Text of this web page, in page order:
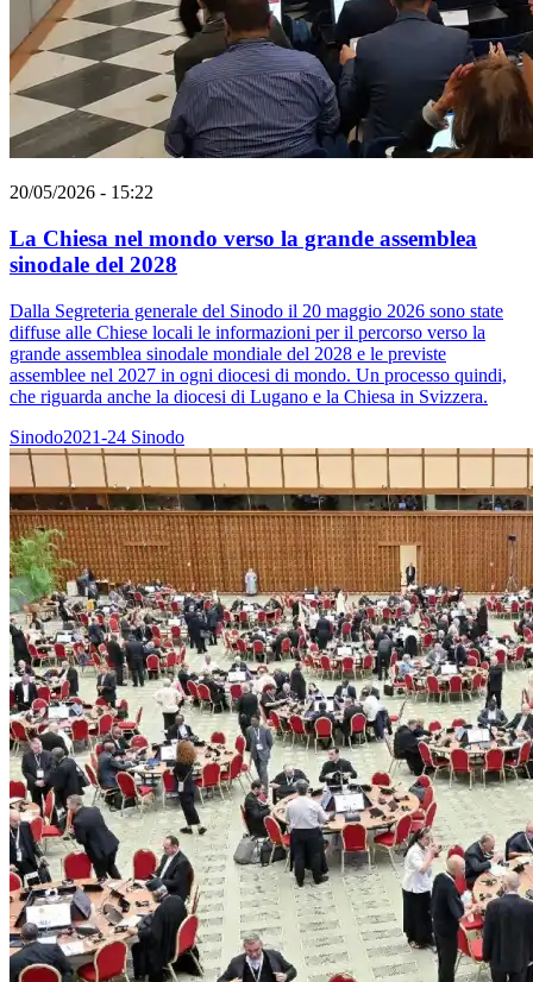
20/05/2026 - 15:22
La Chiesa nel mondo verso la grande assemblea
sinodale del 2028
Dalla Segreteria generale del Sinodo il 20 maggio 2026 sono state
diffuse alle Chiese locali le informazioni per il percorso verso la
grande assemblea sinodale mondiale del 2028 e le previste
assemblee nel 2027 in ogni diocesi di mondo. Un processo quindi,
che riguarda anche la diocesi di Lugano e la Chiesa in Svizzera.
Sinodo2021-24 Sinodo